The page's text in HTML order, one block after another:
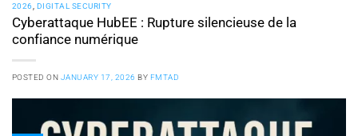
2026 DIGITAL SECURITY
Cyberattaque HubEE : Rupture silencieuse de la
confiance numérique
POSTED ON JANUARY 17, 2026 BY FMTAD